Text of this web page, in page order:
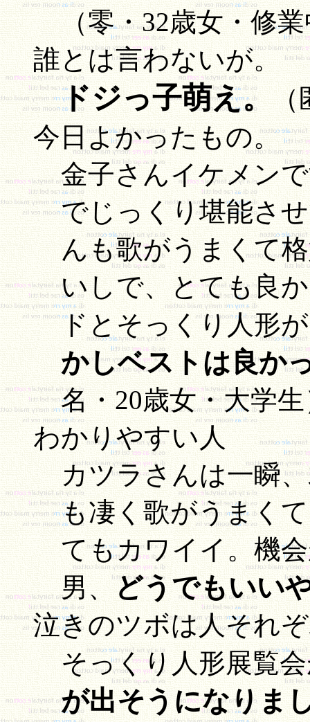
（零・32歳女・修
誰とは言わないが。
ドジっ子萌え。
今日よかったもの。
金子さんイケメン
でじっくり堪能さ
んも歌がうまくて
いしで、とても良
ドとそっくり人形
かしベストは良か
名・20歳女・大学
わかりやすい人
カツラさんは一瞬
も凄く歌がうまく
てもカワイイ。機
男、どうでもいい
泣きのツボは人それ
そっくり人形展覧
が出そうになりま